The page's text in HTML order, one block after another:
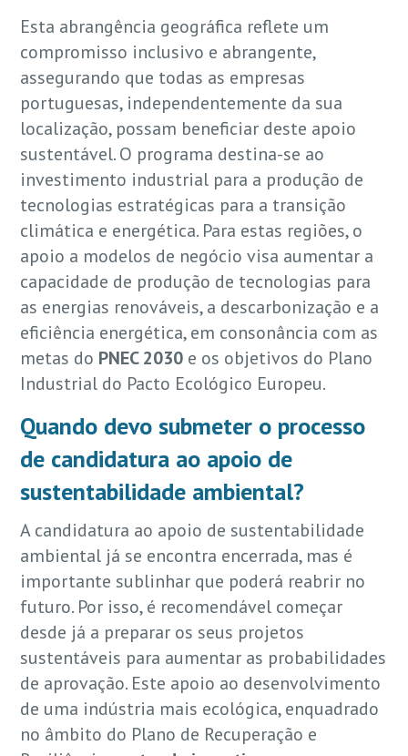
Esta abrangência geográfica reflete um
compromisso inclusivo e abrangente,
assegurando que todas as empresas
portuguesas, independentemente da sua
localização, possam beneficiar deste apoio
sustentável. O programa destina-se ao
investimento industrial para a produção de
tecnologias estratégicas para a transição
climática e energética. Para estas regiões, o
apoio a modelos de negócio visa aumentar a
capacidade de produção de tecnologias para
as energias renováveis, a descarbonização e a
eficiência energética, em consonância com as
metas do PNEC 2030 e os objetivos do Plano
Industrial do Pacto Ecológico Europeu.
Quando devo submeter o processo
de candidatura ao apoio de
sustentabilidade ambiental?
A candidatura ao apoio de sustentabilidade
ambiental já se encontra encerrada, mas é
importante sublinhar que poderá reabrir no
futuro. Por isso, é recomendável começar
desde já a preparar os seus projetos
sustentáveis para aumentar as probabilidades
de aprovação. Este apoio ao desenvolvimento
de uma indústria mais ecológica, enquadrado
no âmbito do Plano de Recuperação e